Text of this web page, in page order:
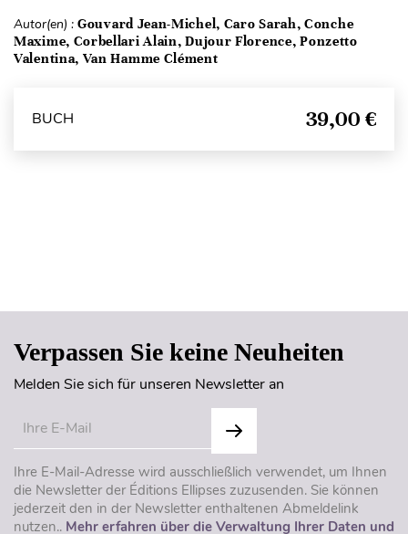
Autor(en) : Gouvard Jean-Michel, Caro Sarah, Conche
Maxime, Corbellari Alain, Dujour Florence, Ponzetto
Valentina, Van Hamme Clément
BUCH 39,00 €
Verpassen Sie keine Neuheiten
Melden Sie sich für unseren Newsletter an
Ihre E-Mail-Adresse wird ausschließlich verwendet, um Ihnen
die Newsletter der Éditions Ellipses zuzusenden. Sie können
jederzeit den in der Newsletter enthaltenen Abmeldelink
nutzen.. Mehr erfahren über die Verwaltung Ihrer Daten und